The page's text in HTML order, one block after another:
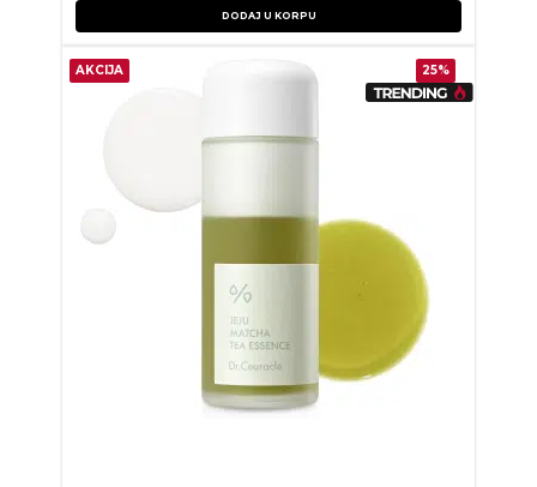
DODAJ U KORPU
AKCIJA 25%